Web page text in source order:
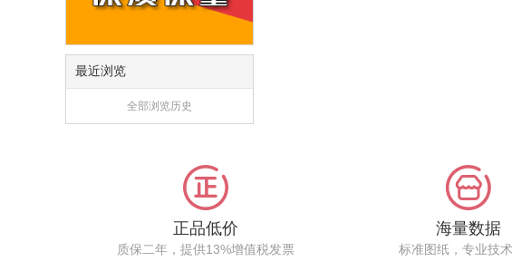
最近浏览
全部浏览历史
正品低价
质保二年，提供13%增值税发票
海量数据
标准图纸，专业技